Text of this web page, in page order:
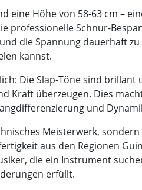
eine Höhe von 58-63 cm –
professionelle Schnur-
die Spannung dauerhaft zu
kannst.
Die Slap-Töne sind brillant
Kraft überzeugen. Dies
und
Meisterwerk, sondern
aus den Regionen
die ein Instrument
erfüllt.